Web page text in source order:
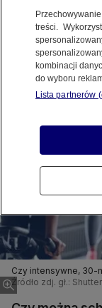
18.05.2016, 08:13
Udostępnij
Czy intensywne, 30-
Źródło zdj. gł.:
treści.
kombinacji
do wyboru
Lista partnerów